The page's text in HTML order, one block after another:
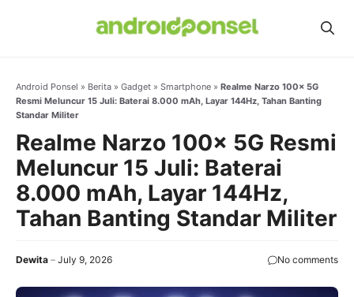
Android Ponsel » Berita » Gadget » Smartphone » Realme Narzo 100x 5G
Resmi Meluncur 15 Juli: Baterai 8.000 mAh, Layar 144Hz, Tahan Banting
Standar Militer
Realme Narzo 100x 5G Resmi
Meluncur 15 Juli: Baterai
8.000 mAh, Layar 144Hz,
Tahan Banting Standar Militer
Dewita July 9, 2026 No comments